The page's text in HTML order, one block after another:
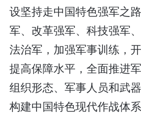
设坚持走中国特色强军之
军、改革强军、科技强军
法治军，加强军事训练，
提高保障水平，全面推进
组织形态、军事人员和武
构建中国特色现代作战体